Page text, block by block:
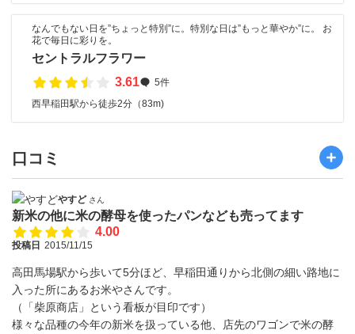
なんでもない日を”ちょっと特別”に。特別な日は”もっと華やか”に。 お
花で毎日に彩りを。
セントラルフラワー
3.61
5件
西早稲田駅から徒歩2分（83m)
口コミ
やすど さん
新米の他に米の酵母を使ったパンなども売ってます
4.00
投稿日 2015/11/15
高田馬場駅から歩いて5分ほど、早稲田通りから北側の細い路地に
入った所にあるお米やさんです。
（「柴原商店」という看板が目印です）
様々な品種の今年の新米を扱っている他、店先のワゴンで米の酵